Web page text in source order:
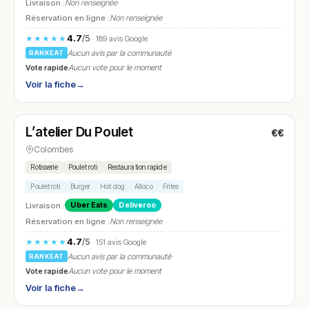
Livraison :Non renseignée
Réservation en ligne :Non renseignée
★★★★★4.7/5· 189 avis Google
RANKEAT
Aucun avis par la communauté
Vote rapideAucun vote pour le moment
Voir la fiche→
N° 10
L’atelier Du Poulet €€
Colombes
Rotisserie Poulet roti Restauration rapide
Poulet roti Burger Hot dog Alloco Frites
Livraison : Uber Eats Deliveroo
Réservation en ligne :Non renseignée
★★★★★4.7/5· 151 avis Google
RANKEAT
Aucun avis par la communauté
Vote rapideAucun vote pour le moment
Voir la fiche→